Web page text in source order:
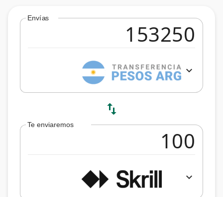
Envías
expand_more
swap_vert
Te enviaremos
expand_more